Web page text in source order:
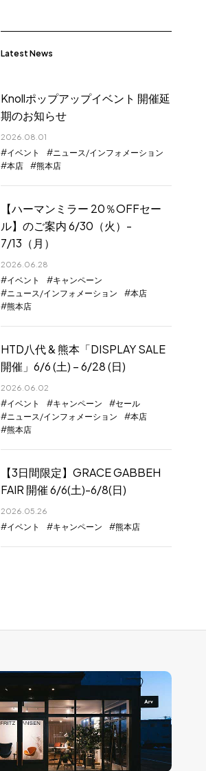
Latest News
Knollポップアップイベント 開催延
期のお知らせ
2026.08.01
イベント
ニュース/インフォメーション
本店
熊本店
【ハーマンミラー 20％OFFセー
ル】のご案内 6/30（火）-
7/13（月）
2026.06.28
イベント
キャンペーン
ニュース/インフォメーション
本店
熊本店
HTD八代 & 熊本「DISPLAY SALE
開催」6/6 (土) – 6/28 (日)
2026.06.02
イベント キャンペーン
セール
ニュース/インフォメーション
本店
熊本店
【3日間限定】GRACE GABBEH
FAIR 開催 6/6(土)-6/8(日)
2026.05.26
イベント キャンペーン 熊本店